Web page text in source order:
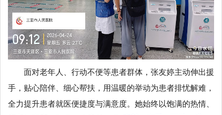
面对老年人、行动不便等患者群体，张友婷主动伸出援
手，贴心陪伴、细心帮扶，用温暖的举动为患者排忧解难，
全力提升患者就医便捷度与满意度。她始终以饱满的热情、